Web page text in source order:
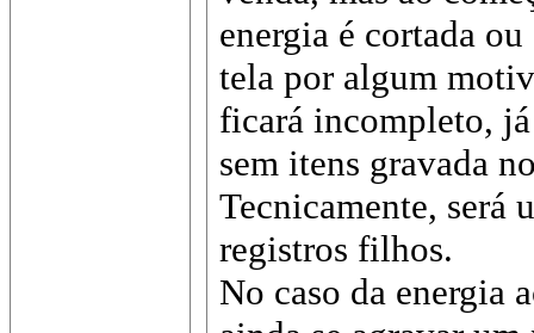
energia é cortada
tela por algum
ficará incompleto,
sem itens gravada
Tecnicamente, será
registros filhos.
No caso da energia